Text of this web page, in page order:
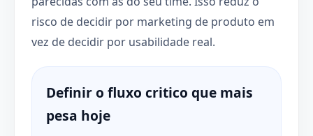
risco de decidir por marketing de produto em
vez de decidir por usabilidade real.
Definir o fluxo critico que mais
pesa hoje